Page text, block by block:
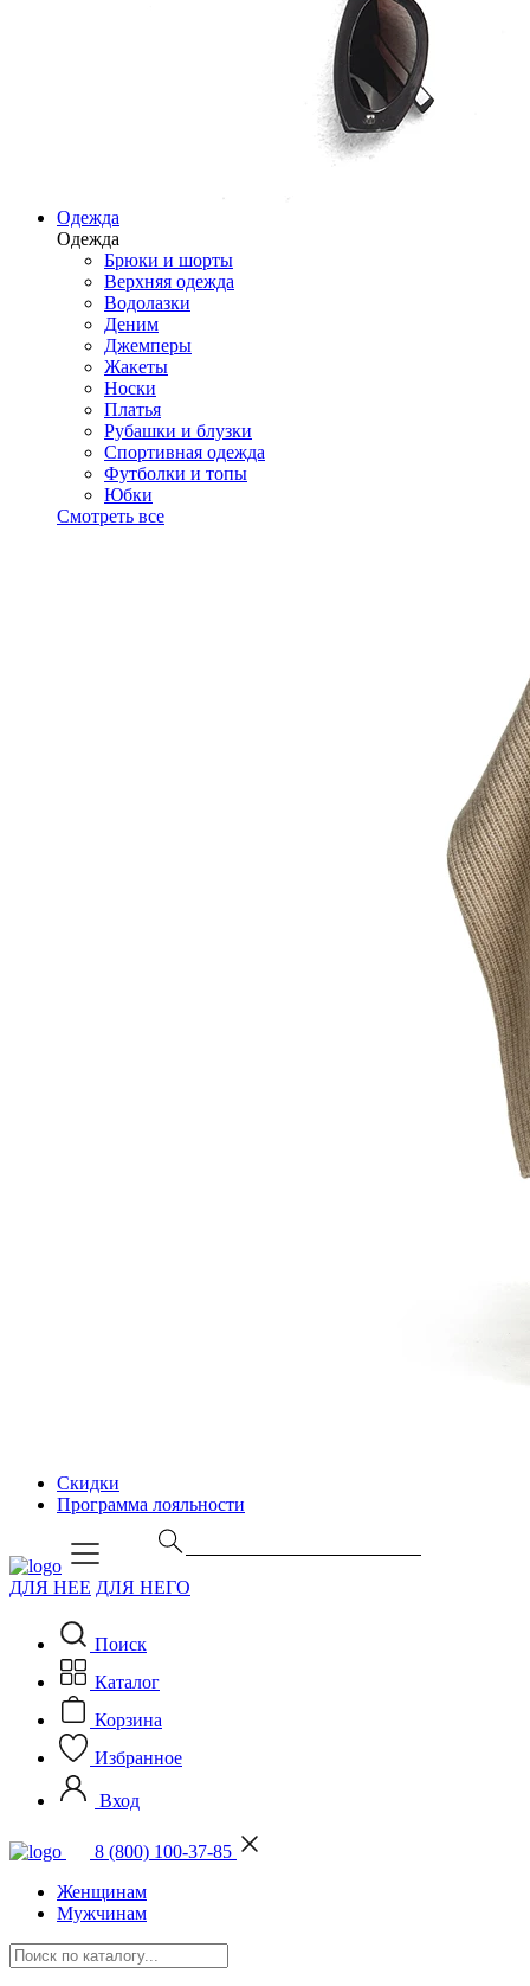
Одежда
Одежда
Брюки и шорты
Верхняя одежда
Водолазки
Деним
Джемперы
Жакеты
Носки
Платья
Рубашки и блузки
Спортивная одежда
Футболки и топы
Юбки
Смотреть все
Скидки
Программа лояльности
ДЛЯ НЕЕ ДЛЯ НЕГО
Поиск
Каталог
Корзина
Избранное
Вход
8 (800) 100-37-85
Женщинам
Мужчинам